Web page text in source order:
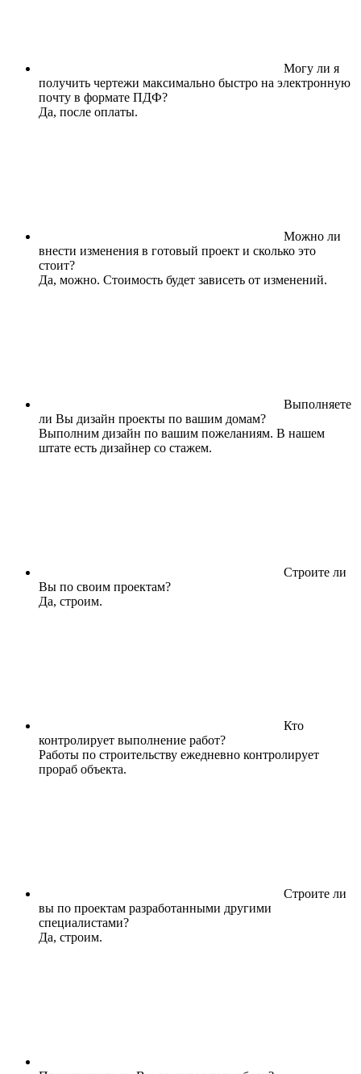
Могу ли я
получить чертежи максимально быстро на электронную
почту в формате ПДФ?
Да, после оплаты.
Можно ли
внести изменения в готовый проект и сколько это
стоит?
Да, можно. Стоимость будет зависеть от изменений.
Выполняете
ли Вы дизайн проекты по вашим домам?
Выполним дизайн по вашим пожеланиям. В нашем
штате есть дизайнер со стажем.
Строите ли
Вы по своим проектам?
Да, строим.
Кто
контролирует выполнение работ?
Работы по строительству ежедневно контролирует
прораб объекта.
Строите ли
вы по проектам разработанными другими
специалистами?
Да, строим.